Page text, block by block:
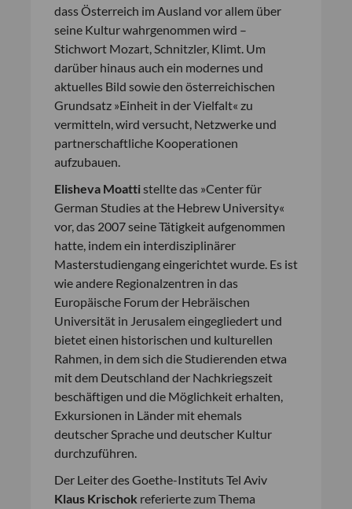
dass Österreich im Ausland vor allem über
seine Kultur wahrgenommen wird –
Stichwort Mozart, Schnitzler, Klimt. Um
darüber hinaus auch ein modernes und
aktuelles Bild sowie den österreichischen
Grundsatz »Einheit in der Vielfalt« zu
vermitteln, wird versucht, Netzwerke und
partnerschaftliche Kooperationen
aufzubauen.
Elisheva Moattistellte das »Center für
German Studies at the Hebrew University«
vor, das 2007 seine Tätigkeit aufgenommen
hatte, indem ein interdisziplinärer
Masterstudiengang eingerichtet wurde. Es ist
wie andere Regionalzentren in das
Europäische Forum der Hebräischen
Universität in Jerusalem eingegliedert und
bietet einen historischen und kulturellen
Rahmen, in dem sich die Studierenden etwa
mit dem Deutschland der Nachkriegszeit
beschäftigen und die Möglichkeit erhalten,
Exkursionen in Länder mit ehemals
deutscher Sprache und deutscher Kultur
durchzuführen.
Der Leiter des Goethe-Instituts Tel Aviv
Klaus Krischok referierte zum Thema